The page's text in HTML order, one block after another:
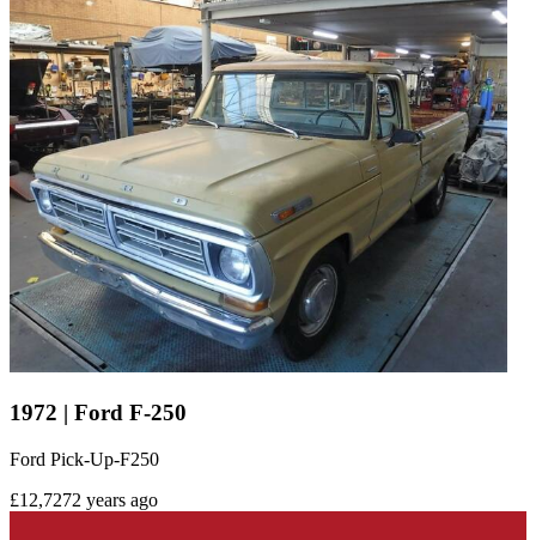
1972 | Ford F-250
Ford Pick-Up-F250
£12,7272 years ago